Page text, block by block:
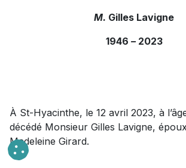
M. Gilles Lavigne
1946 – 2023
À St-Hyacinthe, le 12 avril 2023, à
décédé Monsieur Gilles Lavigne,
Madeleine Girard.